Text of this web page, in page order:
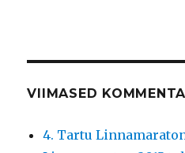
VIIMASED
4. Tartu